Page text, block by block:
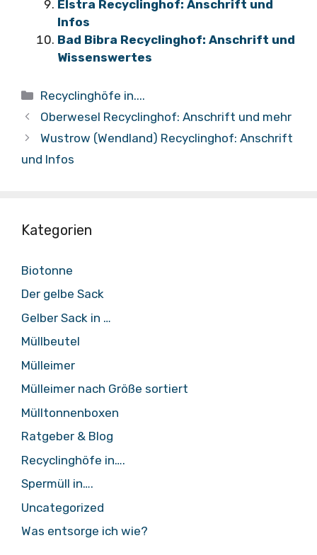
Elstra Recyclinghof: Anschrift und
Infos
Bad Bibra Recyclinghof: Anschrift und
Wissenswertes
Kategorien
Recyclinghöfe in....
Oberwesel Recyclinghof: Anschrift und mehr
Wustrow (Wendland) Recyclinghof: Anschrift
und Infos
Kategorien
Biotonne
Der gelbe Sack
Gelber Sack in …
Müllbeutel
Mülleimer
Mülleimer nach Größe sortiert
Mülltonnenboxen
Ratgeber & Blog
Recyclinghöfe in….
Spermüll in….
Uncategorized
Was entsorge ich wie?